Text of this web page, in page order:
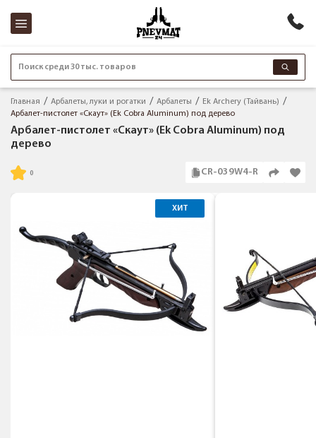
Поиск среди 30 тыс. товаров
Главная Арбалеты, луки и рогатки Арбалеты
Ek Archery (Тайвань)
Арбалет-пистолет «Скаут» (Ek Cobra Aluminum) под дерево
Арбалет-пистолет «Скаут» (Ek Cobra Aluminum) под
дерево
CR-039W4-R
ХИТ